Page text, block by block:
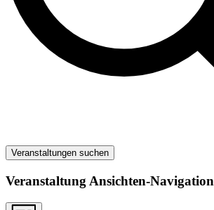
Veranstaltungen suchen
Veranstaltung Ansichten-Navigation